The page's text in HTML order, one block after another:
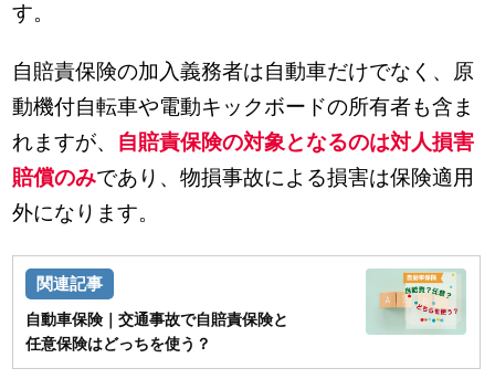
す。
自賠責保険の加入義務者は自動車だけでなく、原
動機付自転車や電動キックボードの所有者も含ま
れますが、 自賠責保険の対象となるのは対人損害
賠償のみであり、物損事故による損害は保険適用
外になります。
自動車保険｜交通事故で自賠責保険と
任意保険はどっちを使う？